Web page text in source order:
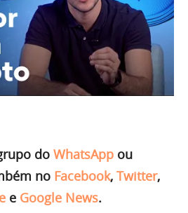
do WhatsApp ou
no Facebook, Twitter,
e Google News.